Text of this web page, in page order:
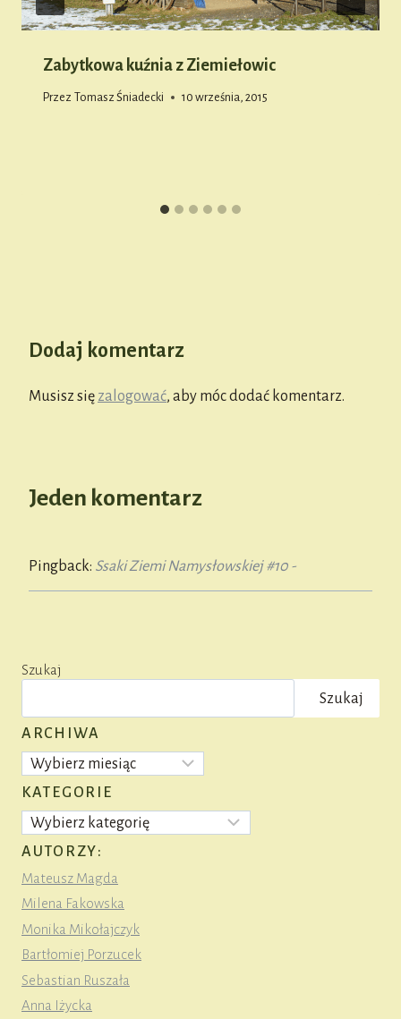
Zabytkowa kuźnia z Ziemiełowic
Przez Tomasz Śniadecki 10 września, 2015
Dodaj komentarz
Musisz się zalogować, aby móc dodać komentarz.
Jeden komentarz
Pingback: Ssaki Ziemi Namysłowskiej #10 -
Szukaj
Szukaj
ARCHIWA
Archiwa
KATEGORIE
Kategorie
AUTORZY:
Mateusz Magda
Milena Fakowska
Monika Mikołajczyk
Bartłomiej Porzucek
Sebastian Ruszała
Anna Iżycka